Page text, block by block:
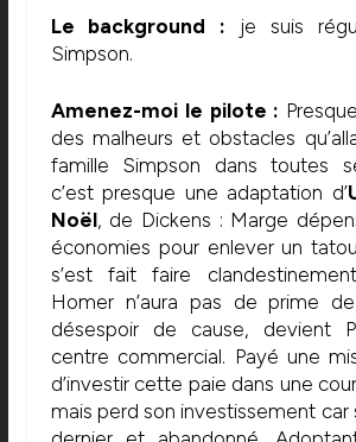
Le background : je suis
Simpson.
Amenez-moi le pilote :
des malheurs et obstacles
famille Simpson dans toutes
c’est presque une adaptation d’
Noël, de Dickens : Marge
économies pour enlever un
s’est fait faire
Homer n’aura pas de prime
désespoir de cause, devient
centre commercial. Payé une
d’investir cette paie dans une
mais perd son investissement car